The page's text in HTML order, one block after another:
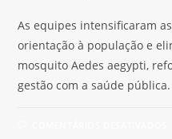
As equipes intensificaram
orientação à população e
mosquito Aedes aegypti,
gestão com a saúde